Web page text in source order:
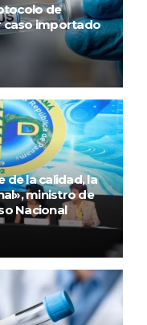
de
caso importado
de la calidad, la
ministro de
Nacional